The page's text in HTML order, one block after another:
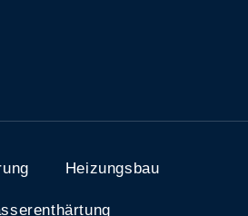
Heizungsbau